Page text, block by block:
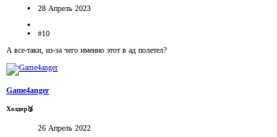
28 Апрель 2023
#10
А все-таки, из-за чего именно этот в ад полетел?
Game4anger
Холдер🥉
26 Апрель 2022